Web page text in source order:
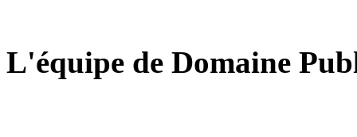
L'équipe de Domaine